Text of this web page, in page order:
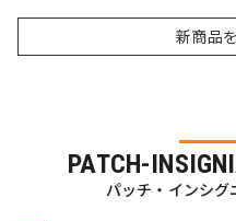
新商品
PATCH-
パッチ・インシ